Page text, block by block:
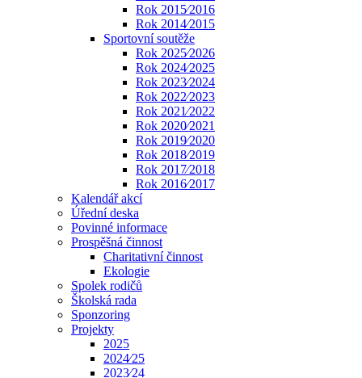
Rok 2015⁄2016
Rok 2014⁄2015
Sportovní soutěže
Rok 2025⁄2026
Rok 2024⁄2025
Rok 2023⁄2024
Rok 2022⁄2023
Rok 2021⁄2022
Rok 2020⁄2021
Rok 2019⁄2020
Rok 2018⁄2019
Rok 2017⁄2018
Rok 2016⁄2017
Kalendář akcí
Úřední deska
Povinné informace
Prospěšná činnost
Charitativní činnost
Ekologie
Spolek rodičů
Školská rada
Sponzoring
Projekty
2025
2024⁄25
2023⁄24